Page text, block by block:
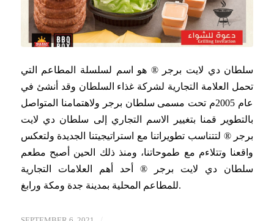
سلطان دي لايت برجر ® هو اسم لسلسلة المطاعم التي
تحمل العلامة التجارية لشركة غذاء السلطان وقد أنشئ في
عام 2005م تحت مسمى سلطان برجر ولاهتمامنا المتواصل
بالتطوير قمنا بتغيير الاسم التجاري إلى سلطان دي لايت
برجر ® لتتناسب تطويراتنا مع استراتيجيتنا الجديدة ولتعكس
واقعنا وتتلاءم مع طموحاتنا، ومنذ ذلك الحين أصبح مطعم
سلطان دي لايت برجر ® أحد أهم العلامات التجارية
للمطاعم المحلية بمدينة جدة ومكة ورابغ.